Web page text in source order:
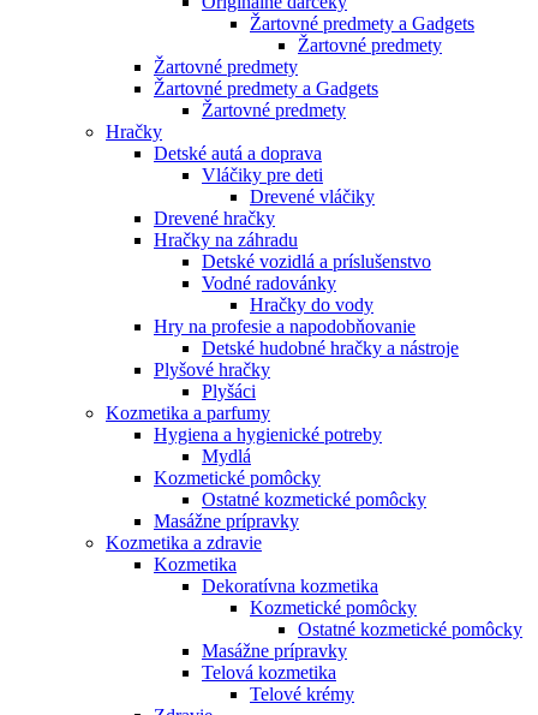
Žartovné predmety a Gadgets
Žartovné predmety
Žartovné predmety
Žartovné predmety a Gadgets
Žartovné predmety
Hračky
Detské autá a doprava
Vláčiky pre deti
Drevené vláčiky
Drevené hračky
Hračky na záhradu
Detské vozidlá a príslušenstvo
Vodné radovánky
Hračky do vody
Hry na profesie a napodobňovanie
Detské hudobné hračky a nástroje
Plyšové hračky
Plyšáci
Kozmetika a parfumy
Hygiena a hygienické potreby
Mydlá
Kozmetické pomôcky
Ostatné kozmetické pomôcky
Masážne prípravky
Kozmetika a zdravie
Kozmetika
Dekoratívna kozmetika
Kozmetické pomôcky
Ostatné kozmetické pomôcky
Masážne prípravky
Telová kozmetika
Telové krémy